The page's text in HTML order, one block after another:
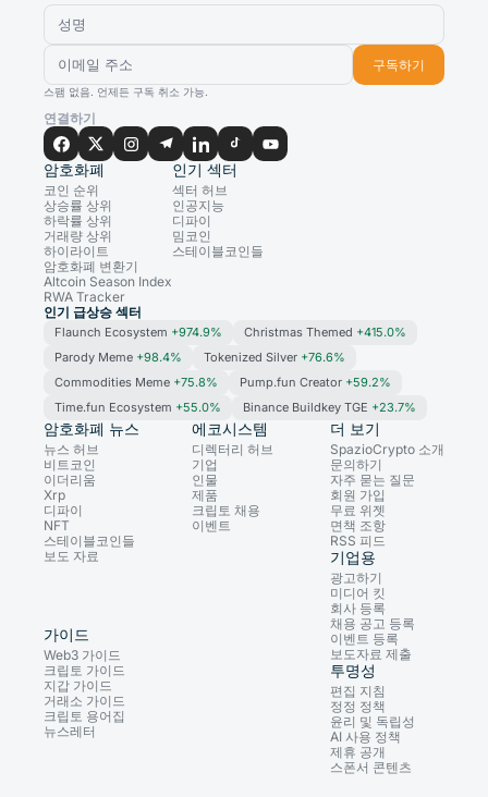
구독하기
스팸 없음. 언제든 구독 취소 가능.
연결하기
암호화폐
코인 순위
상승률 상위
하락률 상위
거래량 상위
하이라이트
암호화폐 변환기
Altcoin Season Index
RWA Tracker
인기 섹터
섹터 허브
인공지능
디파이
밈코인
스테이블코인들
인기 급상승 섹터
Flaunch Ecosystem +974.9% Christmas Themed +415.0%
Parody Meme +98.4% Tokenized Silver +76.6%
Commodities Meme +75.8% Pump.fun Creator +59.2%
Time.fun Ecosystem +55.0% Binance Buildkey TGE +23.7%
암호화폐 뉴스
뉴스 허브
비트코인
이더리움
Xrp
디파이
NFT
스테이블코인들
보도 자료
에코시스템
디렉터리 허브
기업
인물
제품
크립토 채용
이벤트
가이드
Web3 가이드
크립토 가이드
지갑 가이드
거래소 가이드
크립토 용어집
뉴스레터
더 보기
SpazioCrypto 소개
문의하기
자주 묻는 질문
회원 가입
무료 위젯
면책 조항
RSS 피드
기업용
광고하기
미디어 킷
회사 등록
채용 공고 등록
이벤트 등록
보도자료 제출
투명성
편집 지침
정정 정책
윤리 및 독립성
AI 사용 정책
제휴 공개
스폰서 콘텐츠